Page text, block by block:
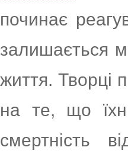
починає
залишається
життя. Творці
на те, що
смертність